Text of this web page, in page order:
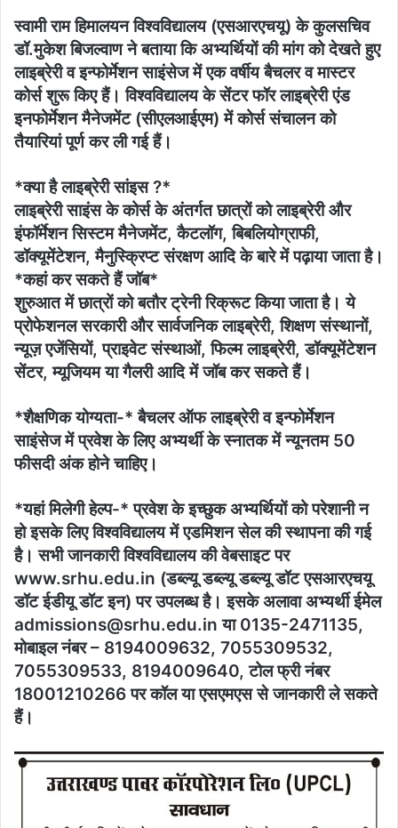
स्वामी राम हिमालयन विश्वविद्यालय (एसआरएचयू) के कुलसचिव
डॉ.मुकेश बिजल्वाण ने बताया कि अभ्यर्थियों की मांग को देखते हुए
लाइब्रेरी व इन्फोर्मेशन साइंसेज में एक वर्षीय बैचलर व मास्टर
कोर्स शुरू किए हैं। विश्वविद्यालय के सेंटर फॉर लाइब्रेरी एंड
इनफोर्मेशन मैनेजमेंट (सीएलआईएम) में कोर्स संचालन को
तैयारियां पूर्ण कर ली गई हैं।
*क्या है लाइब्रेरी सांइस ?*
लाइब्रेरी साइंस के कोर्स के अंतर्गत छात्रों को लाइब्रेरी और
इंफॉर्मेशन सिस्टम मैनेजमेंट, कैटलॉग, बिबलियोग्राफी,
डॉक्यूमेंटेशन, मैनुस्क्रिप्ट संरक्षण आदि के बारे में पढ़ाया जाता है।
*कहां कर सकते हैं जॉब*
शुरुआत में छात्रों को बतौर ट्रेनी रिक्रूट किया जाता है। ये
प्रोफेशनल सरकारी और सार्वजनिक लाइब्रेरी, शिक्षण संस्थानों,
न्यूज़ एजेंसियों, प्राइवेट संस्थाओं, फिल्म लाइब्रेरी, डॉक्यूमेंटेशन
सेंटर, म्यूजियम या गैलरी आदि में जॉब कर सकते हैं।
*शैक्षणिक योग्यता-* बैचलर ऑफ लाइब्रेरी व इन्फोर्मेशन
साइंसेज में प्रवेश के लिए अभ्यर्थी के स्नातक में न्यूनतम 50
फीसदी अंक होने चाहिए।
*यहां मिलेगी हेल्प-* प्रवेश के इच्छुक अभ्यर्थियों को परेशानी न
हो इसके लिए विश्वविद्यालय में एडमिशन सेल की स्थापना की गई
है। सभी जानकारी विश्वविद्यालय की वेबसाइट पर
www.srhu.edu.in (डब्ल्यू डब्ल्यू डब्ल्यू डॉट एसआरएचयू
डॉट ईडीयू डॉट इन) पर उपलब्ध है। इसके अलावा अभ्यर्थी ईमेल
admissions@srhu.edu.in या 0135-2471135,
मोबाइल नंबर – 8194009632, 7055309532,
7055309533, 8194009640, टोल फ्री नंबर
18001210266 पर कॉल या एसएमएस से जानकारी ले सकते
हैं।